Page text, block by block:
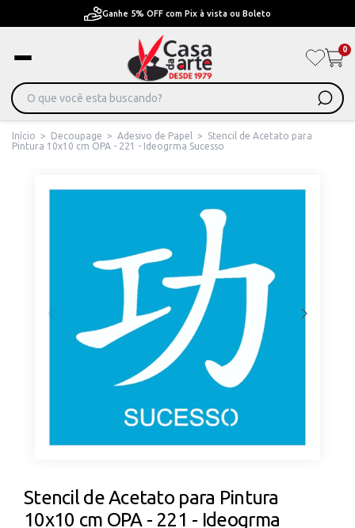
Pague em Até 6x sem juros ou ate 12x com
0
Início > Decoupage > Adesivo de Papel >
Stencil de Acetato para
Pintura 10x10 cm OPA - 221 - Ideogrma Sucesso
Stencil de Acetato para Pintura
10x10 cm OPA - 221 - Ideogrma